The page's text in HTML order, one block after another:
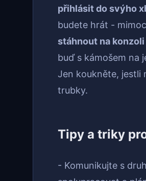
přihlásit do svýho
budete hrát -
stáhnout na konzoli
buď s kámošem na
Jen koukněte, jestli
trubky.
Tipy a triky
- Komunikujte s